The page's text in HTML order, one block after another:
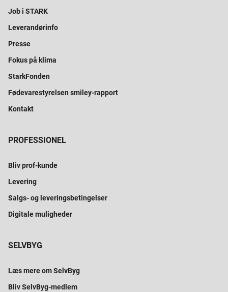
Job i STARK
Leverandørinfo
Presse
Fokus på klima
StarkFonden
Fødevarestyrelsen smiley-rapport
Kontakt
PROFESSIONEL
Bliv prof-kunde
Levering
Salgs- og leveringsbetingelser
Digitale muligheder
SELVBYG
Læs mere om SelvByg
Bliv SelvByg-medlem